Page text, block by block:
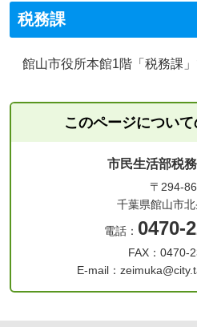
税務課
館山市役所本館1階「税務課」
このページについ
市民生活部税
〒294-
千葉県館山市
電話： 0470-
FAX：0470-
E-mail：